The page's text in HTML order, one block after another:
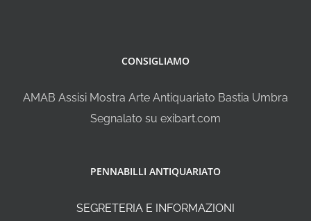
CONSIGLIAMO
AMAB Assisi Mostra Arte Antiquariato Bastia Umbra
Segnalato su exibart.com
PENNABILLI ANTIQUARIATO
SEGRETERIA E INFORMAZIONI